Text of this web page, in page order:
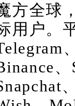
方全球
用户。